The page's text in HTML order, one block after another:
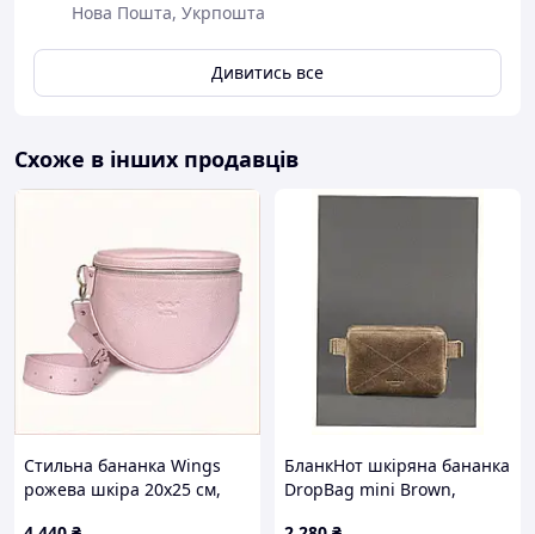
Нова Пошта, Укрпошта
Дивитись все
Схоже в інших продавців
Стильна бананка Wings
рожева шкіра 20х25 см,
БланкНот шкіряна бананка
DropBag mini Brown,